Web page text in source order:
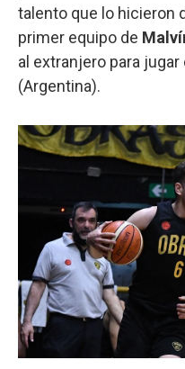
talento que lo hicieron
primer equipo de
al extranjero para jugar
(Argentina).